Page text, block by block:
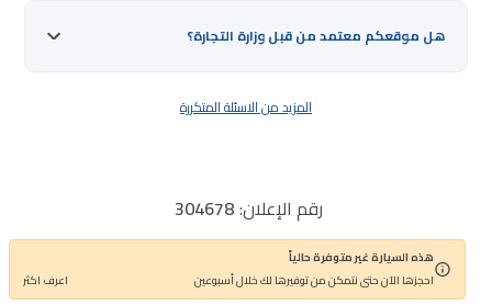
هل موقعكم معتمد من قبل وزارة التجارة؟
المزيد من الاسئلة المتكررة
رقم الإعلان:304678
اذكر رقم الإعلان عند الاتصال مع خدمة العملاء
هذه السيارة غير متوفرة حالياً
احجزها الآن حتى نتمكن من توفيرها لك خلال أسبوعين
اعرف اكثر